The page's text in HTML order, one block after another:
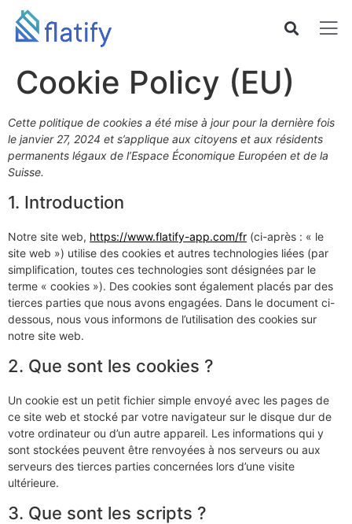
Cookie Policy (EU)
Cette politique de cookies a été mise à jour pour la dernière fois
le janvier 27, 2024 et s’applique aux citoyens et aux résidents
permanents légaux de l’Espace Économique Européen et de la
Suisse.
1. Introduction
Notre site web, https://www.flatify-app.com/fr (ci-après : « le
site web ») utilise des cookies et autres technologies liées (par
simplification, toutes ces technologies sont désignées par le
terme « cookies »). Des cookies sont également placés par des
tierces parties que nous avons engagées. Dans le document ci-
dessous, nous vous informons de l’utilisation des cookies sur
notre site web.
2. Que sont les cookies ?
Un cookie est un petit fichier simple envoyé avec les pages de
ce site web et stocké par votre navigateur sur le disque dur de
votre ordinateur ou d’un autre appareil. Les informations qui y
sont stockées peuvent être renvoyées à nos serveurs ou aux
serveurs des tierces parties concernées lors d’une visite
ultérieure.
3. Que sont les scripts ?